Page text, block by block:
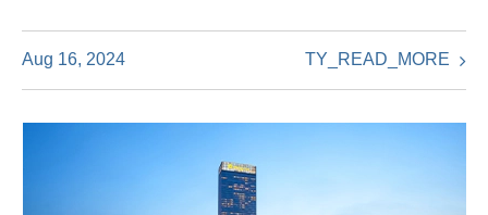
Aug 16, 2024 TY_READ_MORE